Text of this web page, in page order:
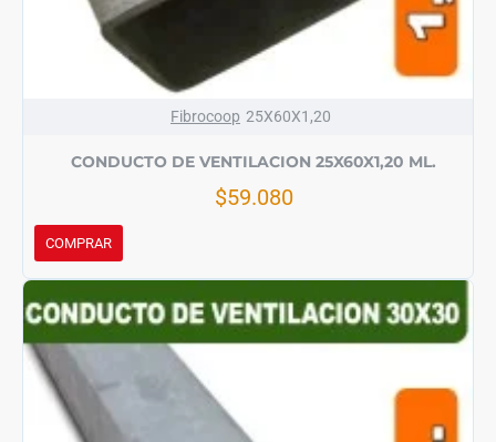
Fibrocoop 25X60X1,20
CONDUCTO DE VENTILACION 25X60X1,20 ML.
$59.080
COMPRAR